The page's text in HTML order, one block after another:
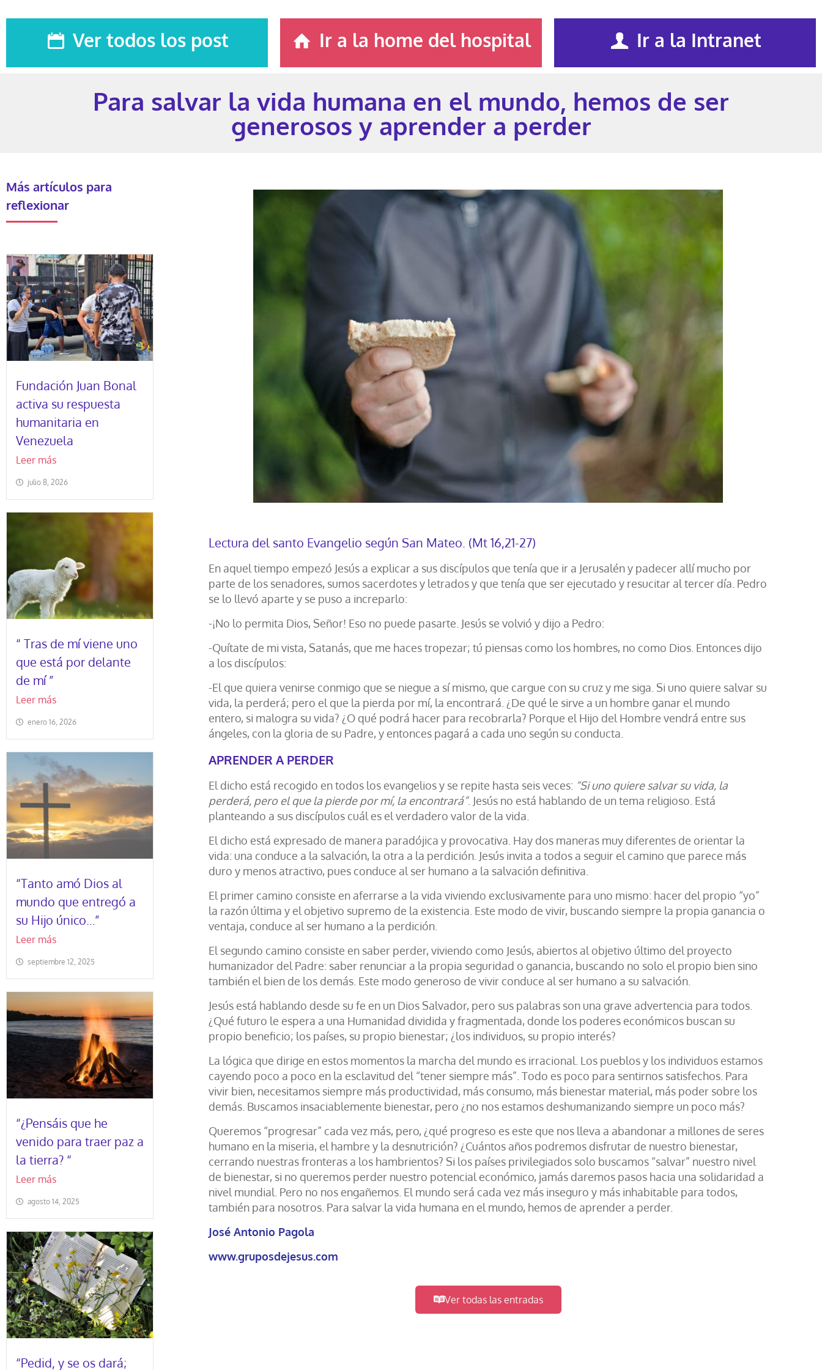
Ver todos los post Ir a la home del hospital Ir a la Intranet
Para salvar la vida humana en el mundo, hemos de ser
generosos y aprender a perder
Más artículos para
reflexionar
Fundación Juan Bonal
activa su respuesta
humanitaria en
Venezuela
Leer más
julio 8, 2026
“ Tras de mí viene uno
que está por delante
de mí ”
Leer más
enero 16, 2026
“Tanto amó Dios al
mundo que entregó a
su Hijo único…”
Leer más
septiembre 12, 2025
“¿Pensáis que he
venido para traer paz a
la tierra? “
Leer más
agosto 14, 2025
“Pedid, y se os dará;
Lectura del santo Evangelio según San Mateo. (Mt 16,21-27)
En aquel tiempo empezó Jesús a explicar a sus discípulos que tenía que ir a Jerusalén y padecer allí mucho por
parte de los senadores, sumos sacerdotes y letrados y que tenía que ser ejecutado y resucitar al tercer día. Pedro
se lo llevó aparte y se puso a increparlo:
-¡No lo permita Dios, Señor! Eso no puede pasarte. Jesús se volvió y dijo a Pedro:
-Quítate de mi vista, Satanás, que me haces tropezar; tú piensas como los hombres, no como Dios. Entonces dijo
a los discípulos:
-El que quiera venirse conmigo que se niegue a sí mismo, que cargue con su cruz y me siga. Si uno quiere salvar su
vida, la perderá; pero el que la pierda por mí, la encontrará. ¿De qué le sirve a un hombre ganar el mundo
entero, si malogra su vida? ¿O qué podrá hacer para recobrarla? Porque el Hijo del Hombre vendrá entre sus
ángeles, con la gloria de su Padre, y entonces pagará a cada uno según su conducta.
APRENDER A PERDER
El dicho está recogido en todos los evangelios y se repite hasta seis veces: “Si uno quiere salvar su vida, la
perderá, pero el que la pierde por mí, la encontrará”. Jesús no está hablando de un tema religioso. Está
planteando a sus discípulos cuál es el verdadero valor de la vida.
El dicho está expresado de manera paradójica y provocativa. Hay dos maneras muy diferentes de orientar la
vida: una conduce a la salvación, la otra a la perdición. Jesús invita a todos a seguir el camino que parece más
duro y menos atractivo, pues conduce al ser humano a la salvación definitiva.
El primer camino consiste en aferrarse a la vida viviendo exclusivamente para uno mismo: hacer del propio “yo”
la razón última y el objetivo supremo de la existencia. Este modo de vivir, buscando siempre la propia ganancia o
ventaja, conduce al ser humano a la perdición.
El segundo camino consiste en saber perder, viviendo como Jesús, abiertos al objetivo último del proyecto
humanizador del Padre: saber renunciar a la propia seguridad o ganancia, buscando no solo el propio bien sino
también el bien de los demás. Este modo generoso de vivir conduce al ser humano a su salvación.
Jesús está hablando desde su fe en un Dios Salvador, pero sus palabras son una grave advertencia para todos.
¿Qué futuro le espera a una Humanidad dividida y fragmentada, donde los poderes económicos buscan su
propio beneficio; los países, su propio bienestar; ¿los individuos, su propio interés?
La lógica que dirige en estos momentos la marcha del mundo es irracional. Los pueblos y los individuos estamos
cayendo poco a poco en la esclavitud del “tener siempre más”. Todo es poco para sentirnos satisfechos. Para
vivir bien, necesitamos siempre más productividad, más consumo, más bienestar material, más poder sobre los
demás. Buscamos insaciablemente bienestar, pero ¿no nos estamos deshumanizando siempre un poco más?
Queremos “progresar” cada vez más, pero, ¿qué progreso es este que nos lleva a abandonar a millones de seres
humano en la miseria, el hambre y la desnutrición? ¿Cuántos años podremos disfrutar de nuestro bienestar,
cerrando nuestras fronteras a los hambrientos? Si los países privilegiados solo buscamos “salvar” nuestro nivel
de bienestar, si no queremos perder nuestro potencial económico, jamás daremos pasos hacia una solidaridad a
nivel mundial. Pero no nos engañemos. El mundo será cada vez más inseguro y más inhabitable para todos,
también para nosotros. Para salvar la vida humana en el mundo, hemos de aprender a perder.
José Antonio Pagola
www.gruposdejesus.com
Ver todas las entradas